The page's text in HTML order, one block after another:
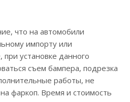
что на автомобили
импорту или
установке данного
съем бампера, подрезка
работы, не
фаркоп. Время и стоимость